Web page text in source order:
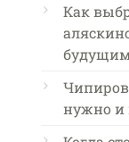
Как
нужно и